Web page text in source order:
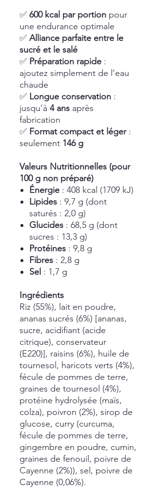
✅ 600 kcal par portion pour
une endurance optimale
✅ Alliance parfaite entre le
sucré et le salé
✅ Préparation rapide :
ajoutez simplement de l’eau
chaude
✅ Longue conservation :
jusqu’à 4 ans après
fabrication
✅ Format compact et léger:
seulement 146 g
Valeurs Nutritionnelles (pour
100 g non préparé)
Énergie : 408 kcal (1709 kJ)
Lipides : 9,7 g (dont
saturés : 2,0 g)
Glucides : 68,5 g (dont
sucres : 13,3 g)
Protéines : 9,8 g
Fibres : 2,8 g
Sel : 1,7 g
Ingrédients
Riz (55%), lait en poudre,
ananas sucrés (6%) [ananas,
sucre, acidifiant (acide
citrique), conservateur
(E220)], raisins (6%), huile de
tournesol, haricots verts (4%),
fécule de pommes de terre,
graines de tournesol (4%),
protéine hydrolysée (maïs,
colza), poivron (2%), sirop de
glucose, curry (curcuma,
fécule de pommes de terre,
gingembre en poudre, cumin,
graines de fenouil, poivre de
Cayenne (2%)), sel, poivre de
Cayenne (0,06%).